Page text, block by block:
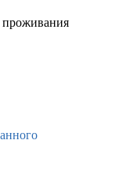
проживания